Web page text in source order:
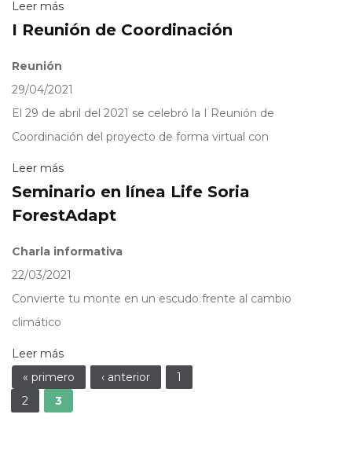
Leer más
I Reunión de Coordinación
Reunión
29/04/2021
El 29 de abril del 2021 se celebró la I Reunión de
Coordinación del proyecto de forma virtual con
Leer más
Seminario en línea Life Soria
ForestAdapt
Charla informativa
22/03/2021
Convierte tu monte en un escudo frente al cambio
climático
Leer más
Páginas
« primero ‹ anterior
1
2
3